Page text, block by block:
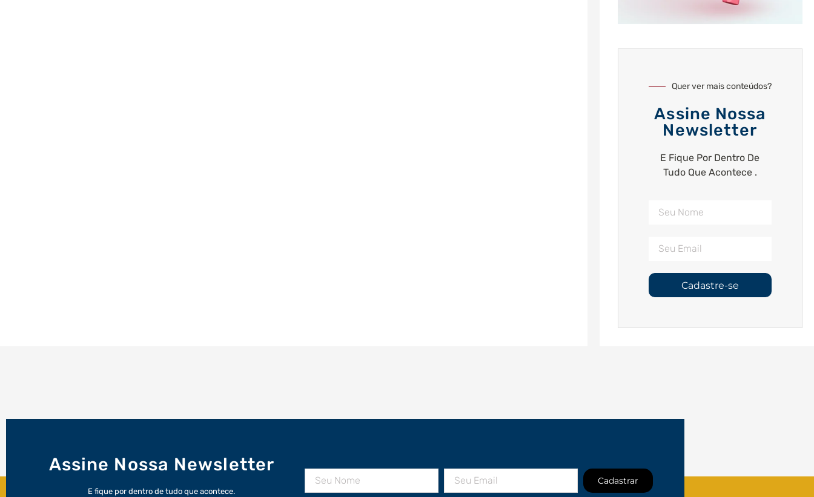
Quer ver mais conteúdos?
Assine Nossa
Newsletter
E Fique Por Dentro De
Tudo Que Acontece .
Cadastre-se
Assine Nossa Newsletter
E fique por dentro de tudo que acontece.
Cadastrar